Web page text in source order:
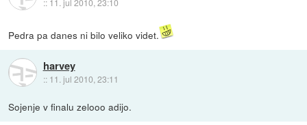
:: 11. jul 2010, 23:10
Pedra pa danes ni bilo veliko videt.
harvey
:: 11. jul 2010, 23:11
Sojenje v finalu zelooo adijo.